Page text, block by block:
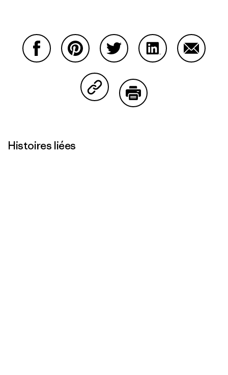
Partager sur Copy Link
Histoires liées